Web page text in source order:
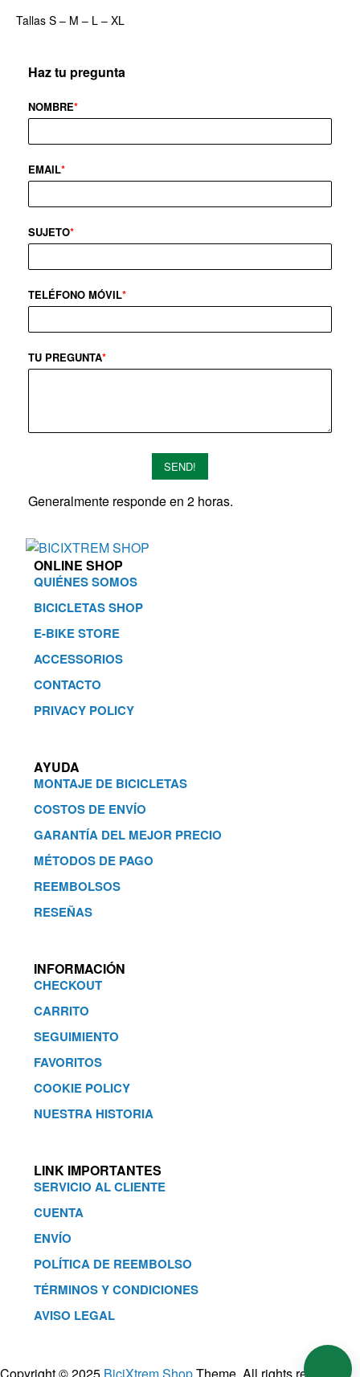
Tallas S – M – L – XL
Haz tu pregunta
NOMBRE*
EMAIL*
SUJETO*
TELÉFONO MÓVIL*
TU PREGUNTA*
SEND!
Generalmente responde en 2 horas.
ONLINE SHOP
QUIÉNES SOMOS
BICICLETAS SHOP
E-BIKE STORE
ACCESSORIOS
CONTACTO
PRIVACY POLICY
AYUDA
MONTAJE DE BICICLETAS
COSTOS DE ENVÍO
GARANTÍA DEL MEJOR PRECIO
MÉTODOS DE PAGO
REEMBOLSOS
RESEÑAS
INFORMACIÓN
CHECKOUT
CARRITO
SEGUIMIENTO
FAVORITOS
COOKIE POLICY
NUESTRA HISTORIA
LINK IMPORTANTES
SERVICIO AL CLIENTE
CUENTA
ENVÍO
POLÍTICA DE REEMBOLSO
TÉRMINOS Y CONDICIONES
AVISO LEGAL